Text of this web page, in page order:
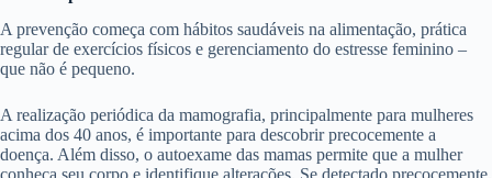
A prevenção começa com hábitos saudáveis na alimentação, prática
regular de exercícios físicos e gerenciamento do estresse feminino –
que não é pequeno.
A realização periódica da mamografia, principalmente para mulheres
acima dos 40 anos, é importante para descobrir precocemente a
doença. Além disso, o autoexame das mamas permite que a mulher